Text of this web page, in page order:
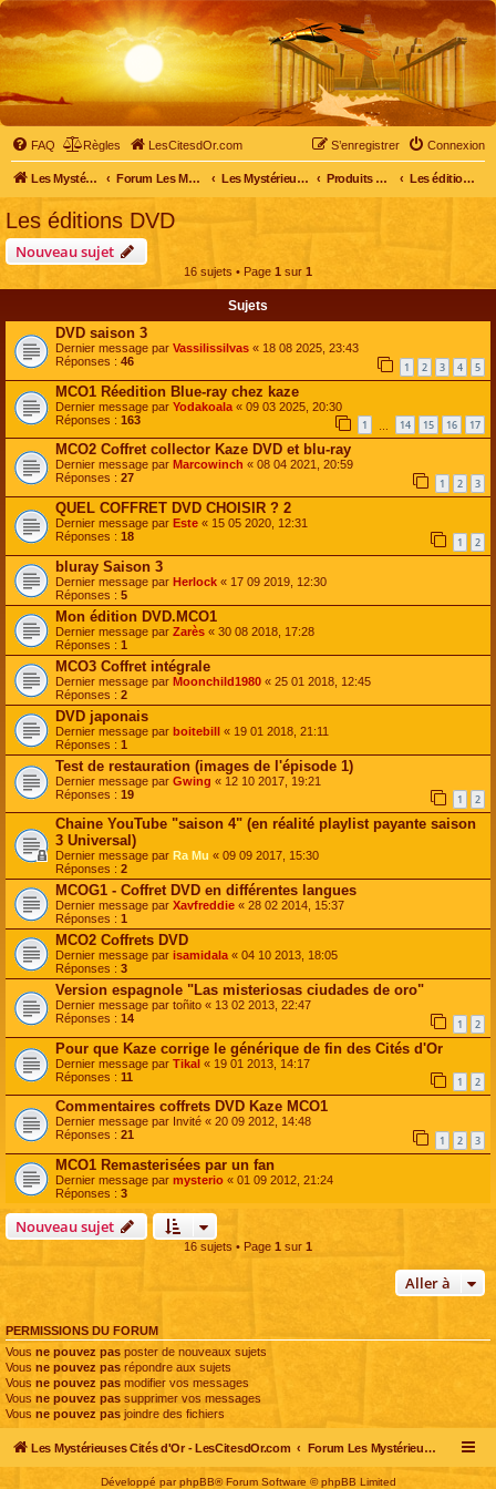
FAQ Règles LesCitesdOr.com Connexion
S’enregistrer
Les Mystérieuses Cités d'Or - LesCitesdOr.com Forum Les Mystérieuses Cités d'Or Les Mystérieuses Cités d'Or Produits dérivés Les éditions DVD
Les éditions DVD
Nouveau sujet
16 sujets • Page 1 sur 1
Sujets
DVD saison 3
Dernier message par Vassilissilvas « 18 08 2025, 23:43
Réponses : 46 1 2 3 4 5
MCO1 Réedition Blue-ray chez kaze
Dernier message par Yodakoala « 09 03 2025, 20:30
Réponses : 163 1 14 15 16 17
MCO2 Coffret collector Kaze DVD et blu-ray
Dernier message par Marcowinch « 08 04 2021, 20:59
Réponses : 27 1 2 3
QUEL COFFRET DVD CHOISIR ? 2
Dernier message par Este « 15 05 2020, 12:31
Réponses : 18 1 2
bluray Saison 3
Dernier message par Herlock « 17 09 2019, 12:30
Réponses : 5
Mon édition DVD.MCO1
Dernier message par Zarès « 30 08 2018, 17:28
Réponses : 1
MCO3 Coffret intégrale
Dernier message par Moonchild1980 « 25 01 2018, 12:45
Réponses : 2
DVD japonais
Dernier message par boitebill « 19 01 2018, 21:11
Réponses : 1
Test de restauration (images de l'épisode 1)
Dernier message par Gwing « 12 10 2017, 19:21
Réponses : 19 1 2
Chaine YouTube "saison 4" (en réalité playlist payante saison
3 Universal)
Dernier message par Ra Mu « 09 09 2017, 15:30
Réponses : 2
MCOG1 - Coffret DVD en différentes langues
Dernier message par Xavfreddie « 28 02 2014, 15:37
Réponses : 1
MCO2 Coffrets DVD
Dernier message par isamidala « 04 10 2013, 18:05
Réponses : 3
Version espagnole "Las misteriosas ciudades de oro"
Dernier message par toñito « 13 02 2013, 22:47
Réponses : 14 1 2
Pour que Kaze corrige le générique de fin des Cités d'Or
Dernier message par Tikal « 19 01 2013, 14:17
Réponses : 11 1 2
Commentaires coffrets DVD Kaze MCO1
Dernier message par Invité « 20 09 2012, 14:48
Réponses : 21 1 2 3
MCO1 Remasterisées par un fan
Dernier message par mysterio « 01 09 2012, 21:24
Réponses : 3
Nouveau sujet
16 sujets • Page 1 sur 1
Aller à
PERMISSIONS DU FORUM
Vous ne pouvez pas poster de nouveaux sujets
Vous ne pouvez pas répondre aux sujets
Vous ne pouvez pas modifier vos messages
Vous ne pouvez pas supprimer vos messages
Vous ne pouvez pas joindre des fichiers
Les Mystérieuses Cités d'Or - LesCitesdOr.com Forum Les Mystérieuses Cités d'Or
Développé parphpBB® Forum Software © phpBB Limited